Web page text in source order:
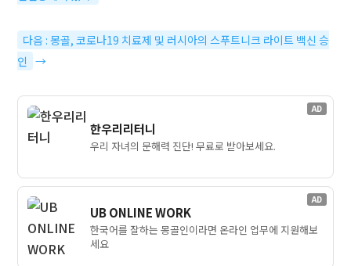
다음 : 몽골, 코로나19 치료제 및 러시아의 스푸트니크 라이트 백신 승
인 →
AD
한우리리터니
우리 자녀의 문해력 진단! 무료로 받아보세요.
AD
UB ONLINE WORK
한국어를 잘하는 몽골인이라면 온라인 업무에 지원해보
세요